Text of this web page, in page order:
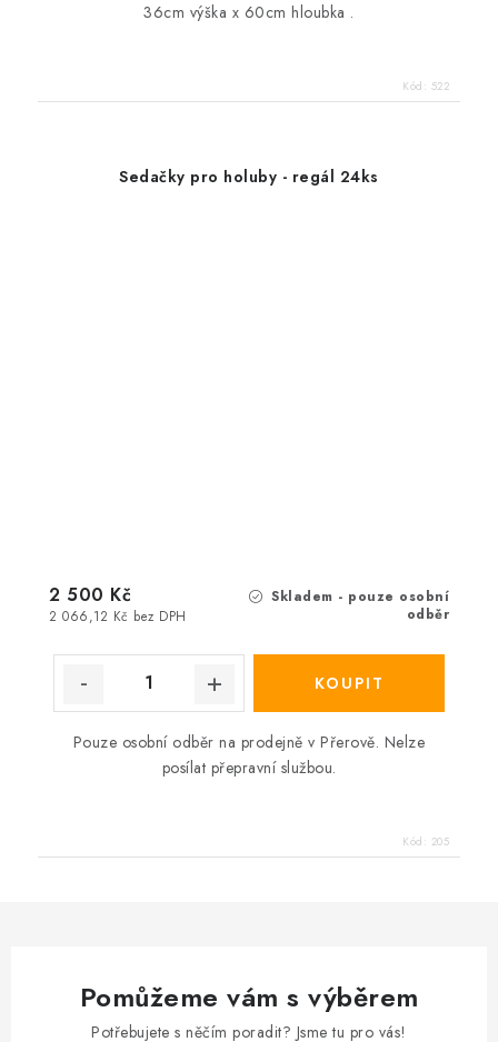
36cm výška x 60cm hloubka .
Kód: 522
Sedačky pro holuby - regál 24ks
Skladem - pouze osobní
odběr
2 066,12 Kč bez DPH
2 500 Kč
Pouze osobní odběr na prodejně v Přerově. Nelze
posílat přepravní službou.
Kód: 205
Pomůžeme vám s výběrem
Potřebujete s něčím poradit? Jsme tu pro vás!